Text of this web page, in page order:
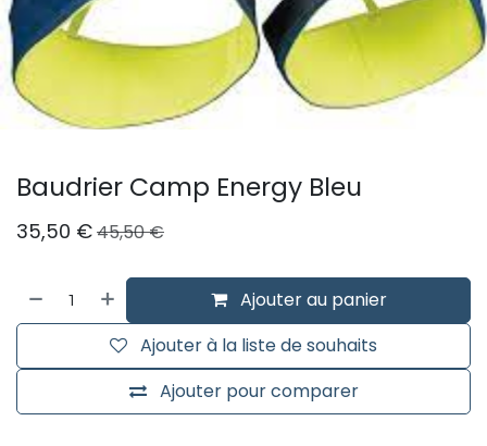
Baudrier Camp Energy Bleu
35,50 €45,50€
Ajouter au panier
Ajouter pour comparer
Ajouter à la liste de souhaits